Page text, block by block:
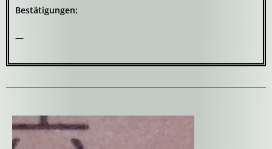
Bestätigungen:
—